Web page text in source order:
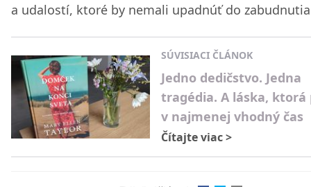
a udalostí, ktoré by nemali upadnúť do
SÚVISIACI ČLÁNOK
Jedno dedičstvo. Jedna
tragédia. A láska, ktorá
v najmenej vhodný čas
Čítajte viac>